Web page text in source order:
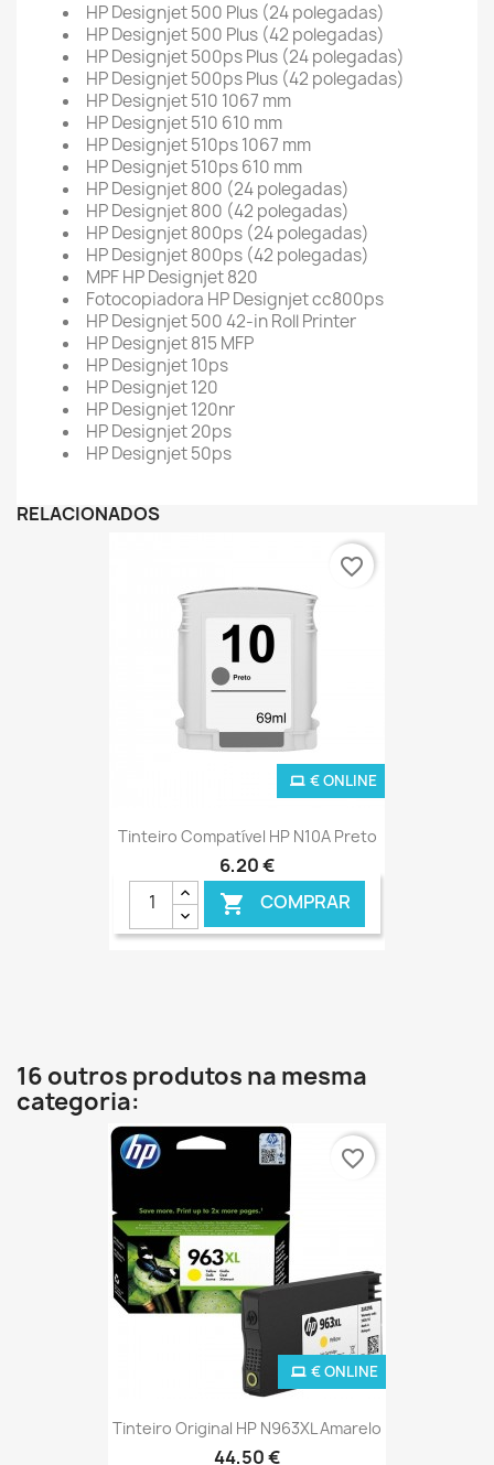
HP Designjet 500 Plus (24 polegadas)
HP Designjet 500 Plus (42 polegadas)
HP Designjet 500ps Plus (24 polegadas)
HP Designjet 500ps Plus (42 polegadas)
HP Designjet 510 1067 mm
HP Designjet 510 610 mm
HP Designjet 510ps 1067 mm
HP Designjet 510ps 610 mm
HP Designjet 800 (24 polegadas)
HP Designjet 800 (42 polegadas)
HP Designjet 800ps (24 polegadas)
HP Designjet 800ps (42 polegadas)
MPF HP Designjet 820
Fotocopiadora HP Designjet cc800ps
HP Designjet 500 42-in Roll Printer
HP Designjet 815 MFP
HP Designjet 10ps
HP Designjet 120
HP Designjet 120nr
HP Designjet 20ps
HP Designjet 50ps
RELACIONADOS
Tinteiro Compatível HP N10A Preto
6,20 €
 COMPRAR
€ ONLINE
favorite_border
16 outros produtos na mesma
categoria:
Tinteiro Original HP N963XL Amarelo
44,50 €
€ ONLINE
favorite_border